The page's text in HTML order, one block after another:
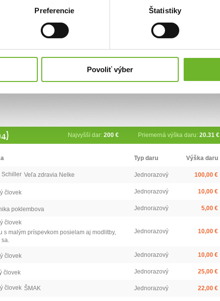
Preferencie Štatistiky
Povoliť výber
je veľmi finančne náročná, a musíme ju absolvovať každé 3 mesiace. Náklady
vo Varšave spolu s dopravou, ubytovaním, a stravou nás vychádza na 2500€.
Nelka po každej rehabilitácii pomaličky napreduje, je vnímavejšia,
spolupracuje pri každodenných aktivitách, snaží sa komunikovať, aj keď po
nás poháňa dopredu. Žiaľ jedna, ani dve rehabilitácie nikdy nestačia. A preto sa
Najvyšší dar: 200 € Priemerná výška daru: 20.31 €
Typ daru Výška daru
Schiller Veľa zdravia Nelke Jednorazový 100,00 €
človek Jednorazový 10,00 €
poklembova Jednorazový 5,00 €
človek
s malým príspevkom posielam aj modlitby,
sa.
Jednorazový 10,00 €
človek Jednorazový 10,00 €
človek Jednorazový 25,00 €
človek ŠMAK Jednorazový 22,00 €